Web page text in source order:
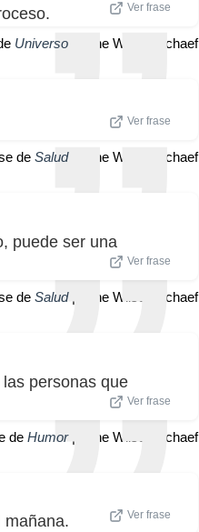
Ver frase
Universo | Anne Wilson Schaef
Ver frase
de Salud| Anne Wilson Schaef
puede ser una
Ver frase
de Salud| Anne Wilson Schaef
personas que
Ver frase
de Humor| Anne Wilson Schaef
mañana. Ver frase